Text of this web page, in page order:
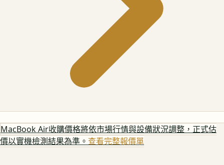
MacBook Air收購價格將依市場行情與設備狀況調整，正式估
價以實機檢測結果為準。 查看完整報價單